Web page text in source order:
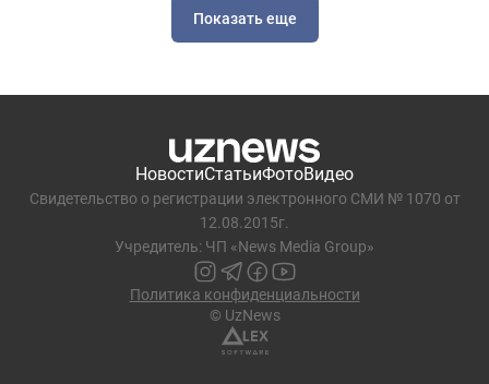
Показать еще
НовостиСтатьиФотоВидео
Свидетельство о регистрации электронного СМИ № 1070 от
12.08.2015г.
Учредитель: ЧП «News Media Group»
Политика конфиденциальности
© UzNews